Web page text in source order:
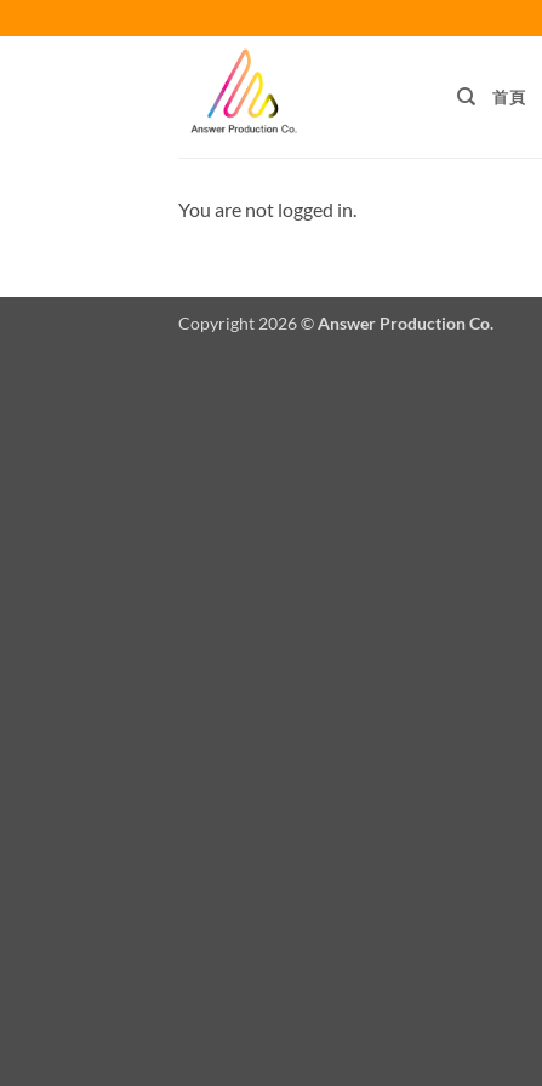
to
首頁
You are not logged in.
Copyright 2026 ©Answer Production Co.